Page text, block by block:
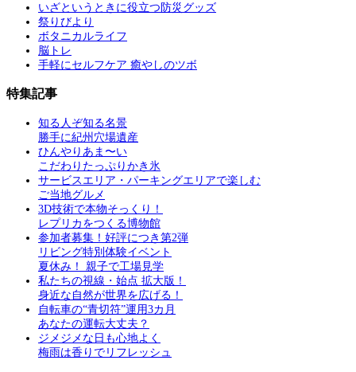
いざというときに役立つ防災グッズ
祭りびより
ボタニカルライフ
脳トレ
手軽にセルフケア 癒やしのツボ
特集記事
知る人ぞ知る名景
勝手に紀州穴場遺産
ひんやりあま〜い
こだわりたっぷりかき氷
サービスエリア・パーキングエリアで楽しむ
ご当地グルメ
3D技術で本物そっくり！
レプリカをつくる博物館
参加者募集！好評につき第2弾
リビング特別体験イベント
夏休み！ 親子で工場見学
私たちの視線・始点 拡大版！
身近な自然が世界を広げる！
自転車の“青切符”運用3カ月
あなたの運転大丈夫？
ジメジメな日も心地よく
梅雨は香りでリフレッシュ